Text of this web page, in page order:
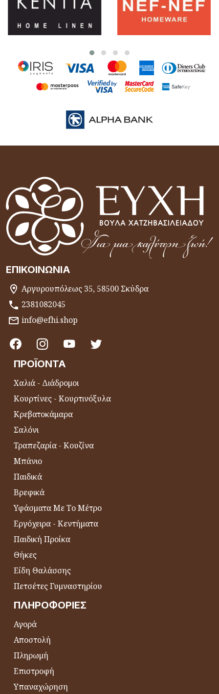
ΕΠΙΚΟΙΝΩΝΊΑ
Αργυρουπόλεως 35, 58500 Σκύδρα
2381082045
info@efhi.shop
ΠΡΟΪΌΝΤΑ
Χαλιά - Διάδρομοι
Κουρτίνες - Κουρτινόξυλα
Κρεβατοκάμαρα
Σαλόνι
Τραπεζαρία - Κουζίνα
Μπάνιο
Παιδικά
Βρεφικά
Υφάσματα Με Το Μέτρο
Εργόχειρα - Κεντήματα
Παιδική Προίκα
Θήκες
Είδη Θαλάσσης
Πετσέτες Γυμναστηρίου
ΠΛΗΡΟΦΟΡΊΕΣ
Αγορά
Αποστολή
Πληρωμή
Επιστροφή
Υπαναχώρηση